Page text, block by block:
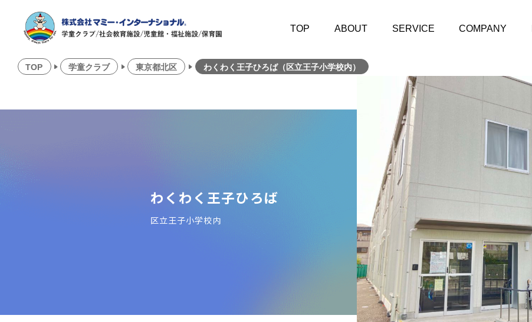
TOP ABOUT SERVICE COMPANY
TOP 学童クラブ 東京都北区 わくわく王子ひろば（区立王子小学校内）
わくわく王子ひろば
区立王子小学校内